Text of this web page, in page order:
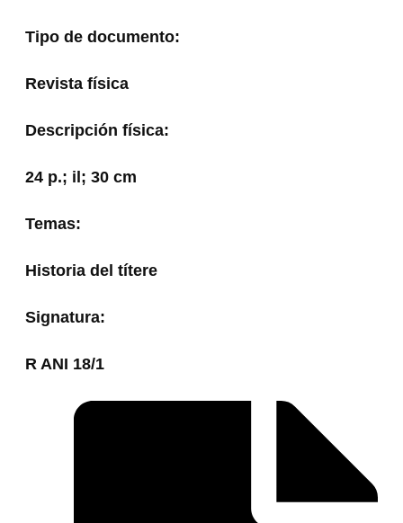
Tipo de documento:
Revista física
Descripción física:
24 p.; il; 30 cm
Temas:
Historia del títere
Signatura:
R ANI 18/1